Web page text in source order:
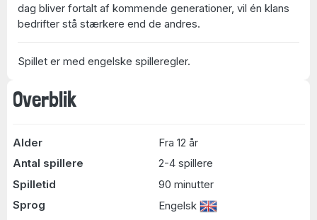
Overblik
Alder
Fra 12 år
Antal spillere
2-4 spillere
Spilletid
90 minutter
Sprog
Engelsk
dag bliver fortalt af kommende generationer, vil én klans
bedrifter stå stærkere end de andres.
Spillet er med engelske spilleregler.